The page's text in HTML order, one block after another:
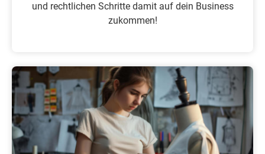
und rechtlichen Schritte damit auf dein Business
zukommen!